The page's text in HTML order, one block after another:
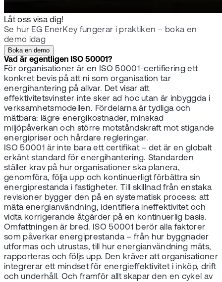
Låt oss visa dig!
Se hur EG EnerKey fungerar i praktiken – boka en
demo idag
Boka en demo
Vad är egentligen ISO 50001?
För organisationer är en ISO 50001-certifiering ett
konkret bevis på att ni som organisation tar
energihantering på allvar. Det visar att
effektivitetsvinster inte sker ad hoc utan är inbyggda i
verksamhetsmodellen. Fördelarna är tydliga och
mätbara: lägre energikostnader, minskad
miljöpåverkan och större motståndskraft mot stigande
energipriser och hårdare regleringar.
ISO 50001 är inte bara ett certifikat – det är en globalt
erkänt standard för energihantering. Standarden
ställer krav på hur organisationer ska planera,
genomföra, följa upp och kontinuerligt förbättra sin
energiprestanda i fastigheter. Till skillnad från enstaka
revisioner bygger den på en systematisk process: att
mäta energianvändning, identifiera ineffektivitet och
vidta korrigerande åtgärder på en kontinuerlig basis.
Omfattningen är bred. ISO 50001 berör alla faktorer
som påverkar energiprestanda – från hur byggnader
utformas och utrustas, till hur energianvändning mäts,
rapporteras och följs upp. Den kräver att organisationer
integrerar ett mindset för energieffektivitet i inköp, drift
och underhåll. Och framför allt skapar den en cykel av